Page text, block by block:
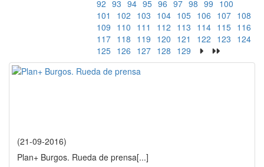
92 93 94 95 96 97 98 99 100
101
102 103 104 105 106 107 108
109 110 111 112 113 114 115 116
117 118 119 120 121 122 123 124
125 126 127 128 129
(21-09-2016)
Plan+ Burgos. Rueda de prensa[...]